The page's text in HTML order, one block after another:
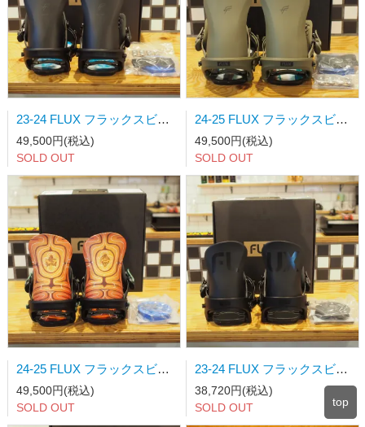
23-24 FLUX フラックスビンディング FF フリーフット MATT BLACK Mサイズ 店頭販売限定モデル
49,500円(税込)
SOLD OUT
24-25 FLUX フラックスビンディング FF フリーフット MATT KHAKI Sサイズ/Mサイズ 店頭販売限定モデル
49,500円(税込)
SOLD OUT
24-25 FLUX フラックスビンディング EZO エゾ BROWN Mサイズ 店頭販売限定モデル
49,500円(税込)
SOLD OUT
23-24 FLUX フラックスビンディング SR エスアール MATT BLACK Mサイズ
38,720円(税込)
SOLD OUT
top